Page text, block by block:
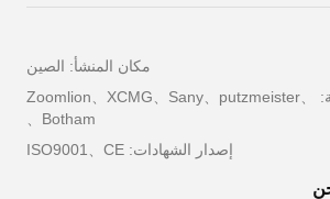
مكان المنشأ: الصين
اسم العلامة التجارية: Zoomlion、XCMG、Sany、putzmeister、
Botham、
إصدار الشهادات: ISO9001、CE